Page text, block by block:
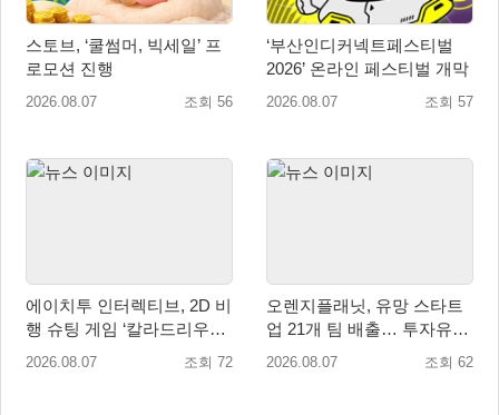
스토브, ‘쿨썸머, 빅세일’ 프
로모션 진행
2026.08.07 조회 56
‘부산인디커넥트페스티벌
2026’ 온라인 페스티벌 개막
2026.08.07 조회 57
에이치투 인터렉티브, 2D 비
행 슈팅 게임 ‘칼라드리우스
2/다크 엘레멘트’ 올 겨울 전
2026.08.07 조회 72
오렌지플래닛, 유망 스타트
업 21개 팀 배출… 투자유치∙
매출성장 성과 눈길
2026.08.07 조회 62